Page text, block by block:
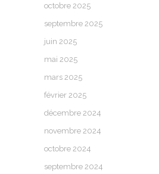
octobre 2025
septembre 2025
juin 2025
mai 2025
mars 2025
février 2025
décembre 2024
novembre 2024
octobre 2024
septembre 2024